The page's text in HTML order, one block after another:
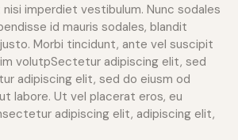
imperdiet vestibulum. Nunc sodales
id mauris sodales, blandit
Morbi tincidunt, ante vel suscipit
volutpSectetur adipiscing elit, sed
adipiscing elit, sed do eiusm od
labore. Ut vel placerat eros, eu
adipiscing elit, adipiscing elit,